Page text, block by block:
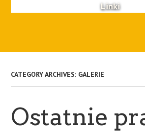
Linki
CATEGORY ARCHIVES: GALERIE
Ostatnie